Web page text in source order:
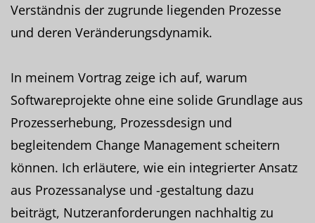
Verständnis der zugrunde liegenden Prozesse
und deren Veränderungsdynamik.
In meinem Vortrag zeige ich auf, warum
Softwareprojekte ohne eine solide Grundlage aus
Prozesserhebung, Prozessdesign und
begleitendem Change Management scheitern
können. Ich erläutere, wie ein integrierter Ansatz
aus Prozessanalyse und -gestaltung dazu
beiträgt, Nutzeranforderungen nachhaltig zu